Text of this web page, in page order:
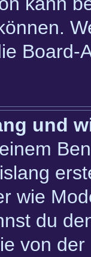
Board-
und
wie
du
von